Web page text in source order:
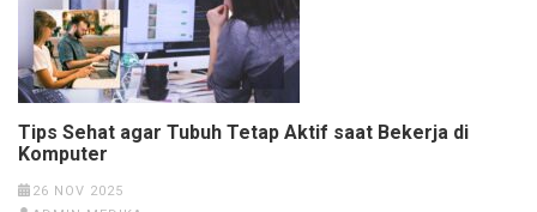
Tips Sehat agar Tubuh Tetap Aktif saat Bekerja di
Komputer
26 NOV 2025